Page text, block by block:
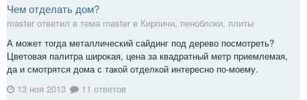
Чем отделать дом?
master ответил в тема master в Кирпичи, пеноблоки, плиты
А может тогда металлический сайдинг под дерево посмотреть?
Цветовая палитра широкая, цена за квадратный метр приемлемая,
да и смотрятся дома с такой отделкой интересно по-моему.
13 ноя 2013
11 ответов